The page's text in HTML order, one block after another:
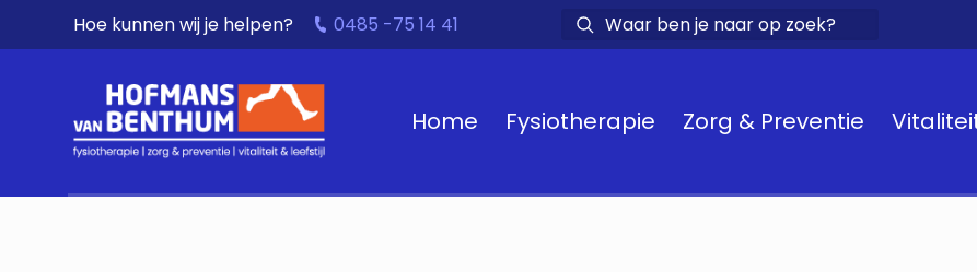
Hoe kunnen wij je helpen? 0485 -75 14 41
Home Fysiotherapie Zorg & Preventie